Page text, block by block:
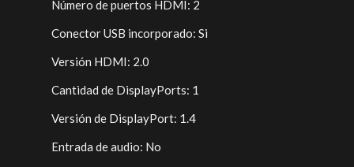
Número de puertos HDMI: 2
Conector USB incorporado: Si
Versión HDMI: 2.0
Cantidad de DisplayPorts: 1
Versión de DisplayPort: 1.4
Entrada de audio: No